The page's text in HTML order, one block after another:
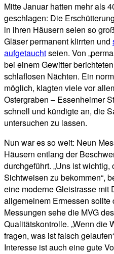
Mitte Januar hatten mehr als
geschlagen: Die
in ihren Häusern seien so
Gläser permanent klirrten und
aufgetauchtseien. Von
bei einem Gewitter
schlaflosen Nächten. Ein
möglich, klagten viele vor
Ostergraben – Essenheimer
schnell und kündigte an, die
untersuchen zu lassen.
Nun war es so weit: Neun
Häusern entlang der
durchgeführt. „Uns ist
Sichtweisen zu bekommen“,
eine moderne Gleistrasse mit
allgemeinem Ermessen sollte
Messungen sehe die MVG
Qualitätskontrolle. „Wenn die
fragen, was ist falsch
Interesse ist auch eine gute